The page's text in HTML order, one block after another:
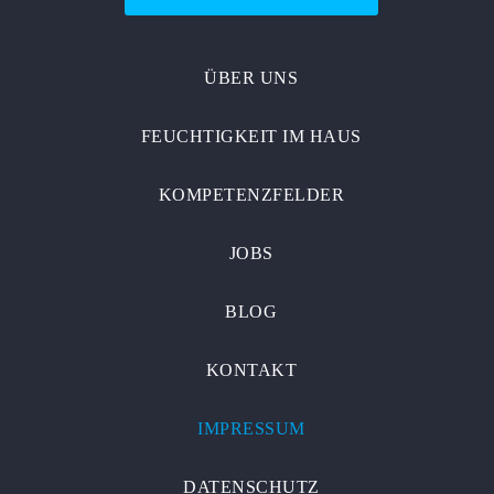
ÜBER UNS
FEUCHTIGKEIT IM HAUS
KOMPETENZFELDER
JOBS
BLOG
KONTAKT
IMPRESSUM
DATENSCHUTZ